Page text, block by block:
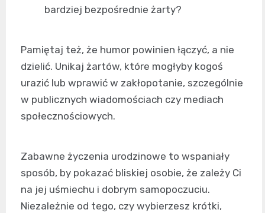
bardziej bezpośrednie żarty?
Pamiętaj też, że humor powinien łączyć, a nie
dzielić. Unikaj żartów, które mogłyby kogoś
urazić lub wprawić w zakłopotanie, szczególnie
w publicznych wiadomościach czy mediach
społecznościowych.
Zabawne życzenia urodzinowe to wspaniały
sposób, by pokazać bliskiej osobie, że zależy Ci
na jej uśmiechu i dobrym samopoczuciu.
Niezależnie od tego, czy wybierzesz krótki,